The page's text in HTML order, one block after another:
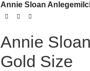
Annie Sloan
Annie
Gold Size